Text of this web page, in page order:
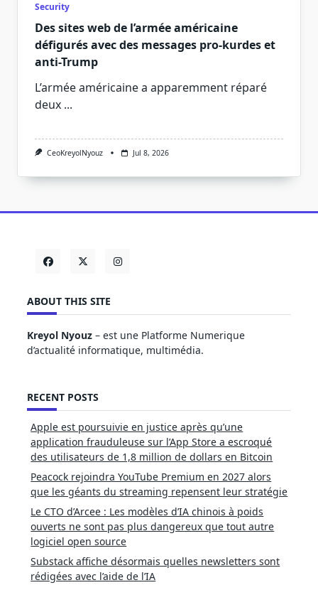
Security
Des sites web de l’armée américaine
défigurés avec des messages pro-kurdes et
anti-Trump
L’armée américaine a apparemment réparé
deux ...
CeoKreyolNyouz Jul 8, 2026
ABOUT THIS SITE
Kreyol Nyouz – est une Platforme Numerique
d’actualité informatique, multimédia.
RECENT POSTS
Apple est poursuivie en justice après qu’une
application frauduleuse sur l’App Store a escroqué
des utilisateurs de 1,8 million de dollars en Bitcoin
Peacock rejoindra YouTube Premium en 2027 alors
que les géants du streaming repensent leur stratégie
Le CTO d’Arcee : Les modèles d’IA chinois à poids
ouverts ne sont pas plus dangereux que tout autre
logiciel open source
Substack affiche désormais quelles newsletters sont
rédigées avec l’aide de l’IA